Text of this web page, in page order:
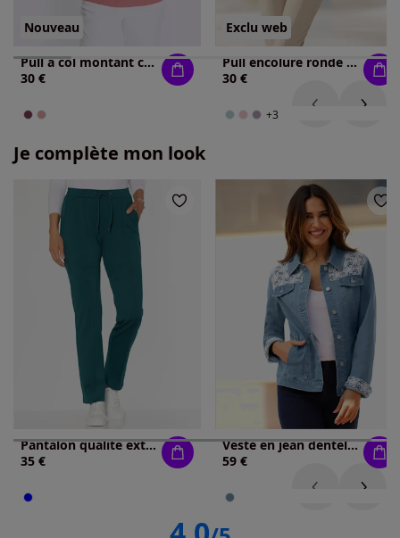
Nouveau
Pull à col montant col montant tendance
30 €
Exclu web
Pull encolure ronde superbe bouclé
30 €
+3
Je complète mon look
Pantalon qualité extensible
35 €
Veste en jean dentelle crochetée
59 €